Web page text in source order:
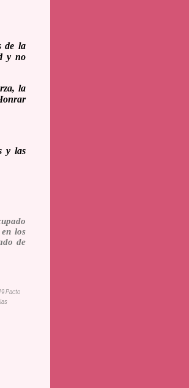
de la
y no
la
y las
los
de
Pacto